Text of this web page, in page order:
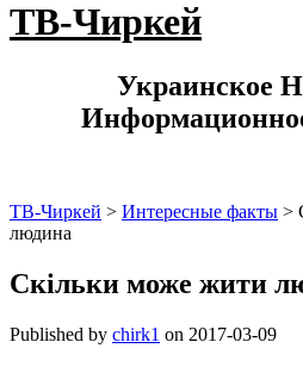
ТВ-Чиркей
Украинское
ТВ-Чиркей > Интересные факты >
людина
Скільки може жити
Published by chirk1 on 2017-03-09